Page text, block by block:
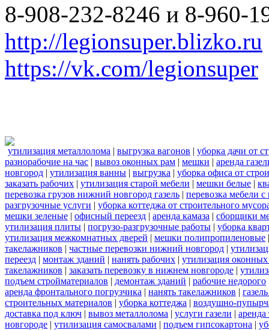
8-908-232-8246 и 8-960-
http://legionsuper.blizko.ru
https://vk.com/legionsuper
утилизация металлолома | выгрузка вагонов | уборка дачи от
разнорабочие на час | вывоз оконных рам | мешки | аренда
новгород | утилизация ванны | выгрузка | уборка офиса от
заказать рабочих | утилизация старой мебели | мешки белые |
перевозка грузов нижний новгород газель | перевозка мебели
разгрузочные услуги | уборка коттеджа от строительного
мешки зеленые | офисный переезд | аренда камаза | сборщики
утилизация плиты | погрузо-разгрузочные работы | уборка
утилизация межкомнатных дверей | мешки полипропиленовые
такелажников | частные перевозки нижний новгород |
переезд | монтаж зданий | нанять рабочих | утилизация
такелажников | заказать перевозку в нижнем новгороде |
подъем стройматериалов | демонтаж зданий | рабочие недорого
аренда фронтального погрузчика | нанять такелажников |
строительных материалов | уборка коттеджа | воздушно-
доставка под ключ | вывоз металлолома | услуги газели | аренда
новгороде | утилизация самосвалами | подъем гипсокартона |